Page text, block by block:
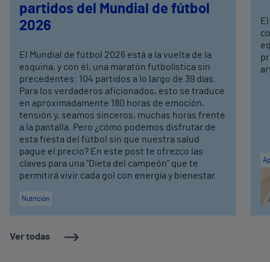
Ver todas
partidos del Mundial de fútbol
2026
El Mundial de fútbol 2026 está a la vuelta de la
esquina, y con él, una maratón futbolística sin
precedentes: 104 partidos a lo largo de 39 días.
Para los verdaderos aficionados, esto se traduce
en aproximadamente 180 horas de emoción,
tensión y, seamos sinceros, muchas horas frente
a la pantalla. Pero ¿cómo podemos disfrutar de
esta fiesta del fútbol sin que nuestra salud
pague el precio? En este post te ofrezco las
claves para una "Dieta del campeón" que te
permitirá vivir cada gol con energía y bienestar.
Nutrición